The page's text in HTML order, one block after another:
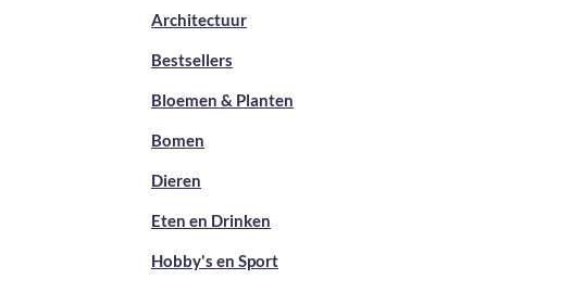
Architectuur
Bestsellers
Bloemen & Planten
Bomen
Dieren
Eten en Drinken
Hobby's en Sport